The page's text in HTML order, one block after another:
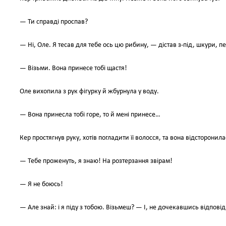
— Ти справді проспав?
— Ні, Оле. Я тесав для тебе ось цю рибину, — дістав з-під, шкури,
— Візьми. Вона принесе тобі щастя!
Оле вихопила з рук фігурку й жбурнула у воду.
— Вона принесла тобі горе, то й мені принесе…
Кер простягнув руку, хотів погладити її волосся, та вона
— Тебе проженуть, я знаю! На розтерзання звірам!
— Я не боюсь!
— Але знай: і я піду з тобою. Візьмеш? — І, не дочекавшись